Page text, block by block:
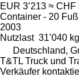
EUR 3’213 ≈ CHF
Container - 20 Fuß
2003
Nutzlast 31’040 kg
Deutschland,
T&TL Truck und
Verkäufer